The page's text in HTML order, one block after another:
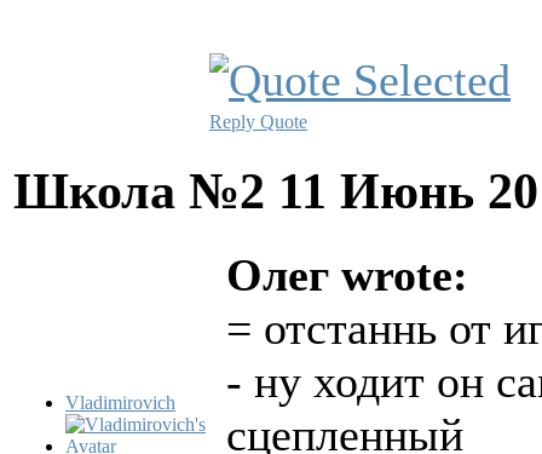
Reply Quote
Школа №2 11 Июнь
Vladimirovich
Олег wrote:
= отстаннь от
- ну ходит он
сцепленный